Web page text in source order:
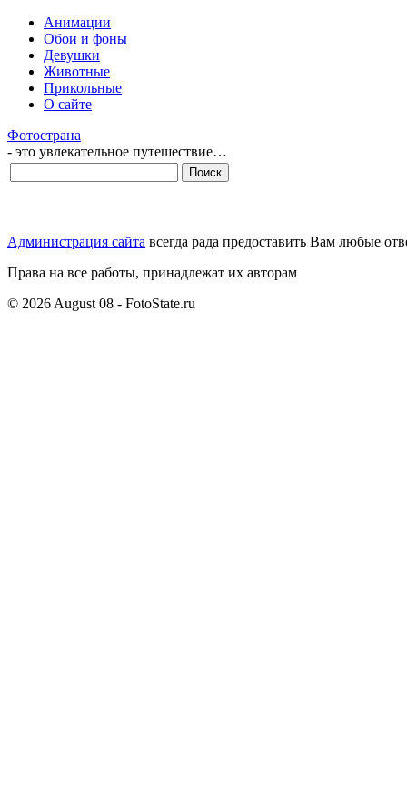
Анимации
Обои и фоны
Девушки
Животные
Прикольные
О сайте
Фотострана
- это увлекательное путешествие…
Администрация сайта всегда рада предоставить Вам любые
Права на все работы, принадлежат их авторам
© 2026 August 08 - FotoState.ru